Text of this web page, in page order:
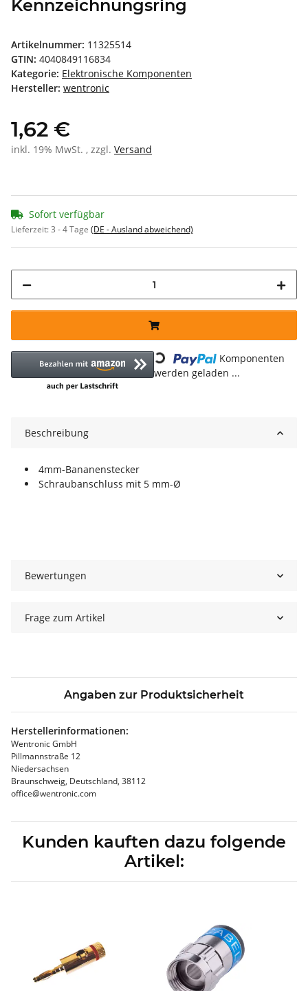
Kennzeichnungsring
Artikelnummer: 11325514
GTIN: 4040849116834
Kategorie: Elektronische Komponenten
Hersteller: wentronic
1,62 €
inkl. 19% MwSt. , zzgl. Versand
Sofort verfügbar
Lieferzeit:3 - 4 Tage (DE - Ausland abweichend)
Loading...
Komponenten
werden geladen ...
Beschreibung
4mm-Bananenstecker
Schraubanschluss mit 5 mm-Ø
Bewertungen
Frage zum Artikel
Angaben zur Produktsicherheit
Herstellerinformationen:
Wentronic GmbH
Pillmannstraße 12
Niedersachsen
Braunschweig, Deutschland, 38112
office@wentronic.com
Kunden kauften dazu folgende
Artikel: